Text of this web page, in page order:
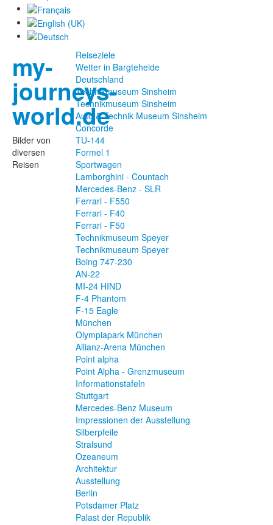
my-
journeys-
world.de
Bilder von
diversen
Reisen
Reiseziele
Wetter in Bargteheide
Deutschland
Technikmuseum Sinsheim
Technikmuseum Sinsheim
Auto & Technik Museum Sinsheim
Concorde
TU-144
Formel 1
Sportwagen
Lamborghini - Countach
Mercedes-Benz - SLR
Ferrari - F550
Ferrari - F40
Ferrari - F50
Technikmuseum Speyer
Technikmuseum Speyer
Boing 747-230
AN-22
MI-24 HIND
F-4 Phantom
F-15 Eagle
München
Olympiapark München
Allianz-Arena München
Point alpha
Point Alpha - Grenzmuseum
Informationstafeln
Stuttgart
Mercedes-Benz Museum
Impressionen der Ausstellung
Silberpfeile
Stralsund
Ozeaneum
Architektur
Ausstellung
Berlin
Potsdamer Platz
Palast der Republik